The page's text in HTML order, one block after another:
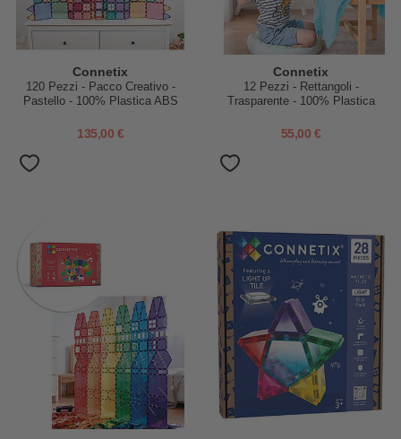
Connetix
120 Pezzi - Pacco Creativo -
Pastello - 100% Plastica ABS
STEM!
135,00 €
Connetix
12 Pezzi - Rettangoli -
Trasparente - 100% Plastica
STEM!
55,00 €